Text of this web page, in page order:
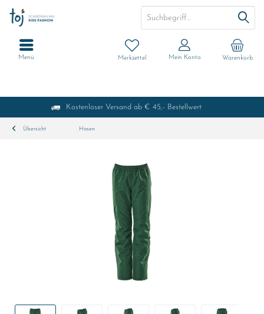
Kostenloser Versand ab € 45,- Bestellwert
Warenkorb
Merkzettel Mein Konto
Menü
Übersicht Hosen